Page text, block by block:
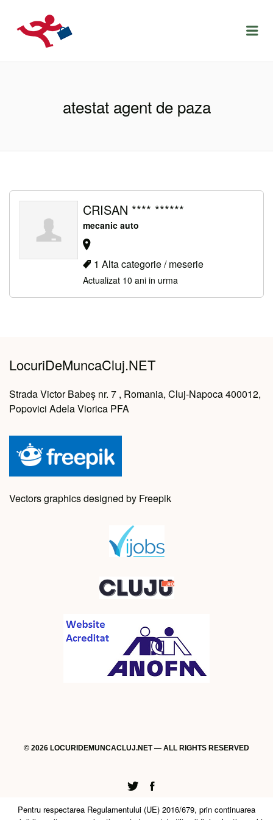
LOCURIDEMUNCACLUJ.NET
atestat agent de paza
CRISAN **** ******
mecanic auto
1 Alta categorie / meserie
Actualizat 10 ani in urma
LocuriDeMuncaCluj.NET
Strada Victor Babeș nr. 7 , Romania, Cluj-Napoca 400012,
Popovici Adela Viorica PFA
Vectors graphics designed by Freepik
© 2026 LOCURIDEMUNCACLUJ.NET — ALL RIGHTS RESERVED
Twitter
Facebook
Pentru respectarea Regulamentului (UE) 2016/679, prin continuarea